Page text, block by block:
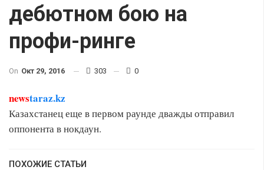
дебютном бою на
профи-ринге
On Окт 29, 2016 303 0
newstaraz.kz
Казахстанец еще в первом раунде дважды отправил
оппонента в нокдаун.
ПОХОЖИЕ СТАТЬИ